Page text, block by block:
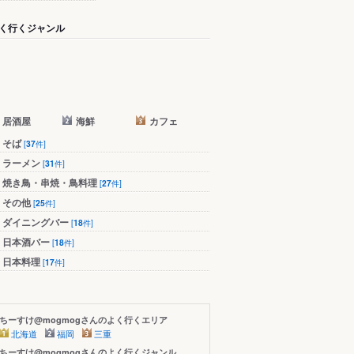
行くジャンル
居酒屋 海鮮
カフェ
そば[37件]
ラーメン [31件]
焼き鳥・串焼・鳥料理 [27件]
その他[25件]
ダイニングバー [18件]
日本酒バー [18件]
日本料理 [17件]
ちーすけ@mogmogさんのよく行くエリア
北海道 福岡 三重